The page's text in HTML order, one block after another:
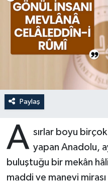
Paylaş
A sırlar boyu
yapan Anadolu,
buluştuğu bir mekân
maddi ve manevi
Ardahan Müftülüğü
Artvin Müftülüğü
Aydın Müftülüğü
Balıkesir Müftülüğü
Batman Müftülüğü
Bayburt Müftülüğü
Kudüs
Kurban
Peygamberimizin
Sahabeler
Zekat
Hutbeler
DİYANET AKADEMİ
DİYANET GENÇLİK
DİYANET RADYO/TV
Dünya
Eğitim